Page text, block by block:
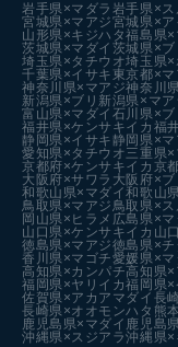
岩手県×マダラ 岩手県×ス
宮城県×マアジ宮城県×ア
山形県×キジハタ福島県
茨城県×マダイ 茨城県×ブ
埼玉県×タチウオ埼玉県×
千葉県×イサキ 東京都×マ
神奈川県×マアジ神奈川
新潟県×ブリ 新潟県×マア
富山県×マダイ 石川県×ブ
福井県×ケンサキイカ 福
静岡県×イサキ 静岡県×マ
愛知県×タチウオ三重県×
京都府×ケンサキイカ 京
大阪府×サワラ 大阪府×ブ
和歌山県×マダイ和歌山
鳥取県×マアジ鳥取県×ス
岡山県×ヒラメ 広島県×マ
山口県×ケンサキイカ 山
徳島県×マアジ徳島県×チ
香川県×マゴチ愛媛県×マ
高知県×カンパチ高知県×
福岡県×ヤリイカ福岡県×
佐賀県×アカアマダイ 長
長崎県×オオモンハタ 熊
鹿児島県×マダイ 鹿児島
沖縄県×スジアラ沖縄県